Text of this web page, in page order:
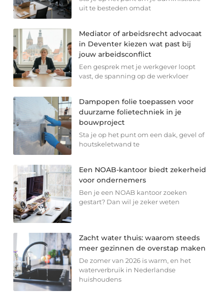
uit te besteden omdat
Mediator of arbeidsrecht advocaat
in Deventer kiezen wat past bij
jouw arbeidsconflict
Een gesprek met je werkgever loopt
vast, de spanning op de werkvloer
Dampopen folie toepassen voor
duurzame folietechniek in je
bouwproject
Sta je op het punt om een dak, gevel of
houtskeletwand te
Een NOAB-kantoor biedt zekerheid
voor ondernemers
Ben je een NOAB kantoor zoeken
gestart? Dan wil je zeker weten
Zacht water thuis: waarom steeds
meer gezinnen de overstap maken
De zomer van 2026 is warm, en het
waterverbruik in Nederlandse
huishoudens